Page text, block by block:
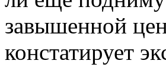
завышенной
констатирует